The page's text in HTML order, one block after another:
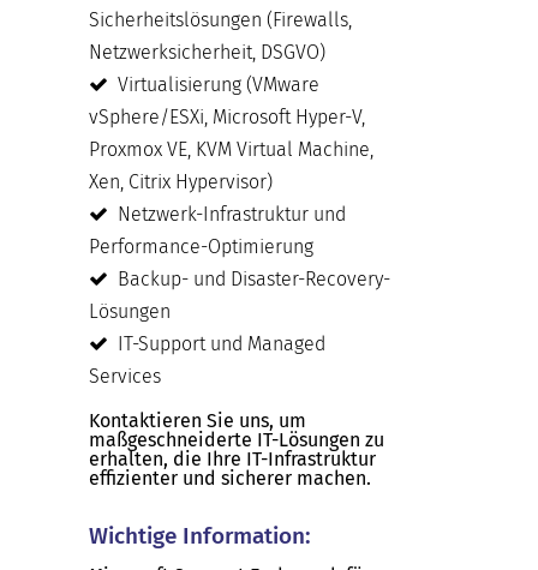
Sicherheitslösungen (Firewalls,
Netzwerksicherheit, DSGVO)
Virtualisierung (VMware
vSphere/ESXi, Microsoft Hyper-V,
Proxmox VE, KVM Virtual Machine,
Xen, Citrix Hypervisor)
Netzwerk-Infrastruktur und
Performance-Optimierung
Backup- und Disaster-Recovery-
Lösungen
IT-Support und Managed
Services
Kontaktieren Sie uns, um
maßgeschneiderte IT-Lösungen zu
erhalten, die Ihre IT-Infrastruktur
effizienter und sicherer machen.
Wichtige Information: